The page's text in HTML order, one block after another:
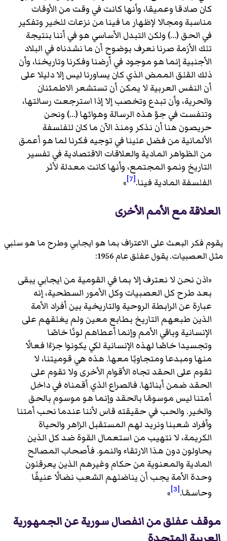
كان صادقا وعميقا، وأنها كانت في وقت من الأوقات
مناسبة ومجالا لإظهار ما فينا من نزعات للخير وتفكير
في الحق (...) ولكن التبدل الأساسي هو في أننا بنتيجة
تلك الأزمة صرنا نعرف بوضوح أن ما نشدناه في البلاد
الأجنبية إنما هو موجود في أرضنا وفكرنا وتاريخنا، وأن
ذلك القلق الممض الذي كان يساورنا ليس إلا دليلا على
أن النفس العربية لا يمكن أن تستشعر الاطمئنان
والحرية، وأن تبدع وتخصب إلا إذا استرجعت رسالتها،
وتنفست في جوّ هذه الرسالة وهوائها (...) ونحن
حريصون هنا أن نذكر ومنذ الآن ما كان للفلسفة
الألمانية من فضل علينا في توجيه فكرنا لما هو أعمق
من الظواهر المادية والعلاقات الاقتصادية في تفسير
التاريخ ونمو المجتمع، وأنها كانت معدلة لأثر
الفلسفة المادية فينا.[7]
»
العلاقة مع الأمم الأخرى
يقوم فكر البعث على الاعتراف بما هو ايجابي وطرح ما هو سلبي
مثل العصبيات. يقول عفلق عام 1956:
«اذن نحن لا نعترف إلا بما في القومية من ايجابي يبقى
بعد طرح كل العصبيات وكل الأمور السطحية، إنه
عبارة عن الرابطة الروحية والتاريخية بين أفراد الأمة
الذين طبعهم التاريخ بطابع معين ولم يغلقهم على
الإنسانية وباقي الأمم وإنما أعطاهم لونًا خاصًا
وتجسيدا خاصًا لهذه الإنسانية لكي يكونوا جزءًا فعالًا
منها ومبدعا ومتجاوبًا معها. هذه هي قوميتنا، لا
تقوم على الحقد تجاه الأقوام الأخرى ولا تقوم على
الحقد ضمن أبنائها. فالصراع الذي أقمناه في داخل
أمتنا ليس موسومًا بالحقد وإنما هو موسوم بالحق
والخير. والحب في حقيقته قاس لأننا عندما نحب أمتنا
وأفراد شعبنا ونريد لهم المستقبل الزاهر والحياة
الكريمة، لا نتهيب من استعمال القوة ضد كل الذين
يحاولون دون هذا الارتقاء والنمو. فأصحاب المصالح
المادية والمعنوية من حكام وغيرهم الذين يعرقلون
وحدة الأمة يجب أن يناضلهم الشعب نضالًا عنيفًا
وحاسمًا.[3]
»
موقف عفلق من انفصال سورية عن الجمهورية